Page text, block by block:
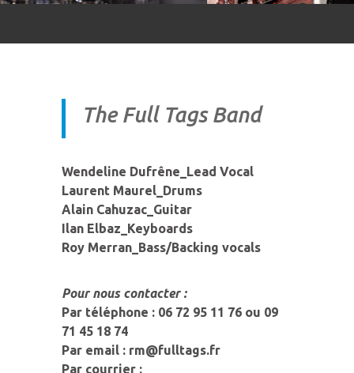
The Full Tags Band
Wendeline Dufrêne_Lead Vocal
Laurent Maurel_Drums
Alain Cahuzac_Guitar
Ilan Elbaz_Keyboards
Roy Merran_Bass/Backing vocals
Pour nous contacter :
Par téléphone : 06 72 95 11 76 ou 09
71 45 18 74
Par email : rm@fulltags.fr
Par courrier :